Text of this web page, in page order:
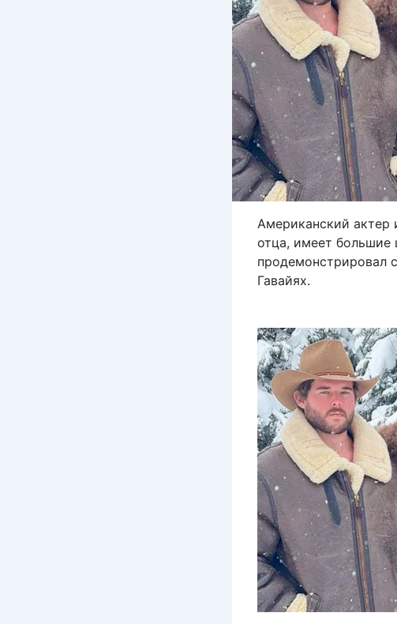
Американский актер
отца, имеет большие
продемонстрировал
Гавайях.